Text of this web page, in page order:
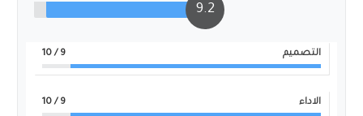
9.2
التصميم 9
/ 10
الاداء 9
/ 10